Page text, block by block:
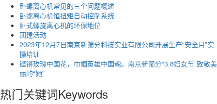
卧螺离心机常见的三个问题概述
卧螺离心机恒扭矩自动控制系统
卧式螺旋离心机的环保地位
团建活动
2023年12月7日南京新筛分科技实业有限公司开展生产“安全月”实
操培训
铿锵玫瑰中国花，巾帼英雄中国魂。南京新筛分“3.8妇女节”致敬美
丽的“她”
热门关键词Keywords